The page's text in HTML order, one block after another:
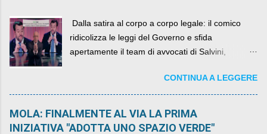
​ Dalla satira al corpo a corpo legale: il comico
ridicolizza le leggi del Governo e sfida
apertamente il team di avvocati di Salvini,
CONTINUA A LEGGERE
MOLA: FINALMENTE AL VIA LA PRIMA
INIZIATIVA "ADOTTA UNO SPAZIO VERDE"